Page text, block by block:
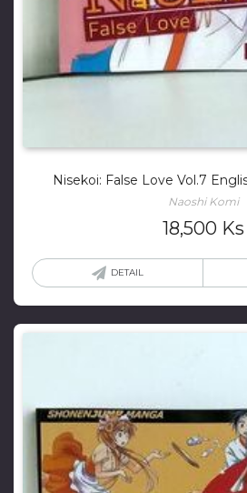
Nisekoi: False Love Vol.7
Naoshi Komi
18,500 Ks
DETAIL